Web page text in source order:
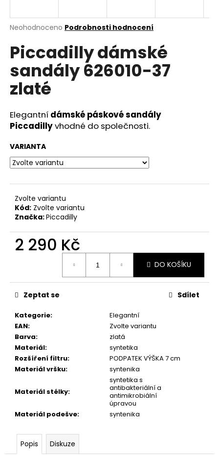
Průměrné
produktu
je
z
5
hvězdiček.
Neohodnoceno Podrobnosti hodnocení
Piccadilly dámské
sandály 626010-37
zlaté
Elegantní dámské páskové sandály
Piccadillyvhodné do společnosti.
VARIANTA
Zvolte variantu
Kód: Zvolte variantu
Značka:Piccadilly
2 290 Kč
DO KOŠÍKU
Kategorie:
Elegantní
EAN:
Zvolte variantu
Barva:
zlatá
Materiál:
syntetika
Rozšíření filtru:
PODPATEK VÝŠKA 7 cm
Materiál vršku: syntenika
Materiál stélky:
syntetika s
antibakteriální a
antimikrobiální
úpravou
Materiál podešve: syntenika
Zeptat se Sdílet
Popis Diskuze
j
t
?
HLEDAT
D
o
o
u
č
u
DÁMSKÉ
POLOBOTKY
S017001-
STARORŮŽOVÉ
490
Kč